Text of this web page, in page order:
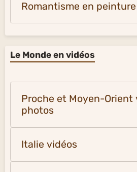
Romantisme en peinture
Le Monde en vidéos
Proche et Moyen-Orient
photos
Italie vidéos